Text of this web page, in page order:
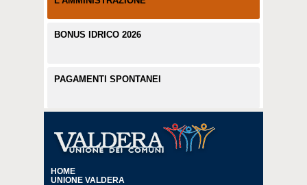
BONUS IDRICO 2026
PAGAMENTI SPONTANEI
HOME
UNIONE VALDERA